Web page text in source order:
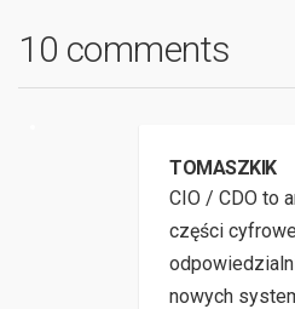
10 comments
TOMASZKIK
CIO / CDO to
części
nowych